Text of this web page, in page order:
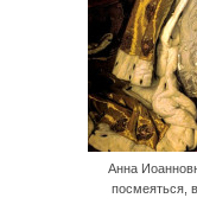
Анна
посмеяться,